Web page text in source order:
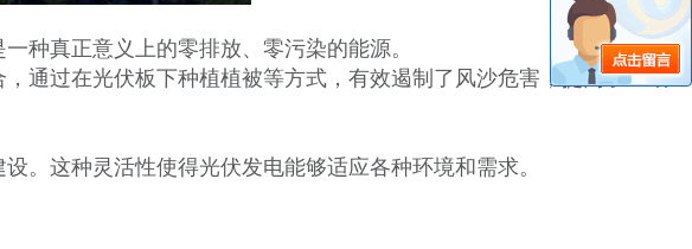
种真正意义上的零排放、零污染的能源。
通过在光伏板下种植植被等方式，有效遏制了风沙危害，提高了土壤
。这种灵活性使得光伏发电能够适应各种环境和需求。